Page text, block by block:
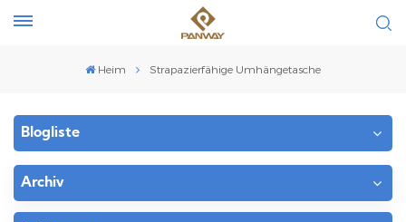
Heim Strapazierfähige Umhängetasche
Blogliste
Archiv